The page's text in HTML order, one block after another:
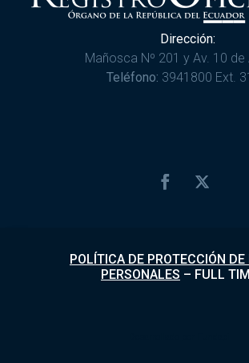
Dirección:
Mañosca Nº 201 y Av. 10
Teléfono: 3941800 Ext.
POLÍTICA DE PROTECCIÓN DE
PERSONALES – FULL